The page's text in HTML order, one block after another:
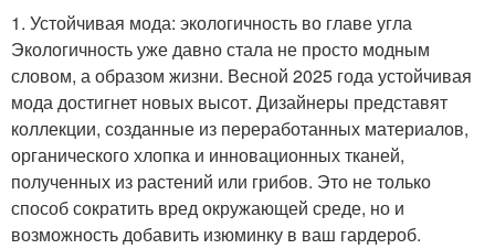
1. Устойчивая мода: экологичность во главе угла
Экологичность уже давно стала не просто модным
словом, а образом жизни. Весной 2025 года устойчивая
мода достигнет новых высот. Дизайнеры представят
коллекции, созданные из переработанных материалов,
органического хлопка и инновационных тканей,
полученных из растений или грибов. Это не только
способ сократить вред окружающей среде, но и
возможность добавить изюминку в ваш гардероб.